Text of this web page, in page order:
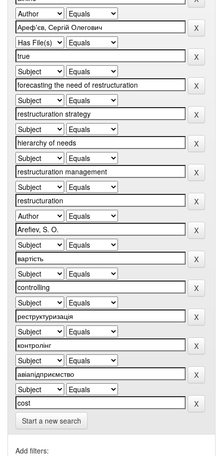
Start a new search
Add filters: